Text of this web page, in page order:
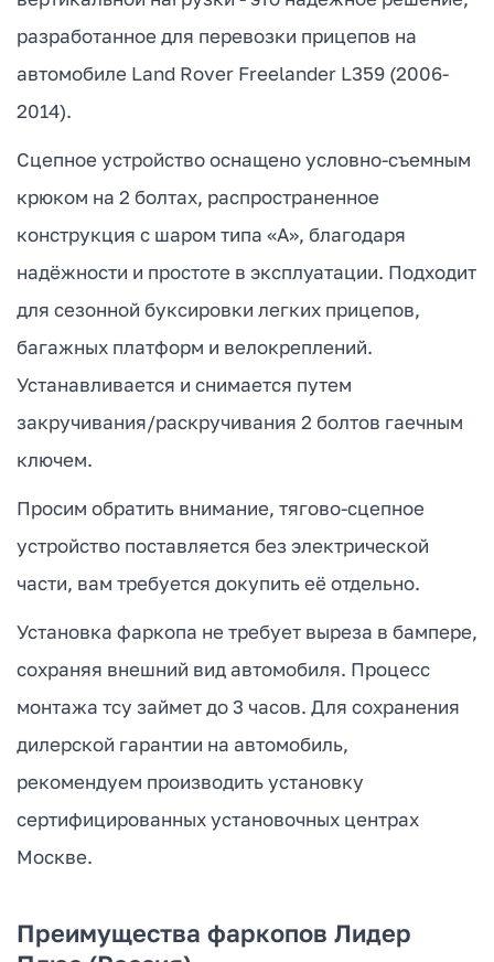
разработанное для перевозки прицепов на
автомобиле Land Rover Freelander L359 (2006-
2014).
Сцепное устройство оснащено условно-съемным
крюком на 2 болтах, распространенное
конструкция с шаром типа «А», благодаря
надёжности и простоте в эксплуатации. Подходит
для сезонной буксировки легких прицепов,
багажных платформ и велокреплений.
Устанавливается и снимается путем
закручивания/раскручивания 2 болтов гаечным
ключем.
Просим обратить внимание, тягово-сцепное
устройство поставляется без электрической
части, вам требуется докупить её отдельно.
Установка фаркопа не требует выреза в бампере,
сохраняя внешний вид автомобиля. Процесс
монтажа тсу займет до 3 часов. Для сохранения
дилерской гарантии на автомобиль,
рекомендуем производить установку
сертифицированных установочных центрах
Москве.
Преимущества фаркопов Лидер